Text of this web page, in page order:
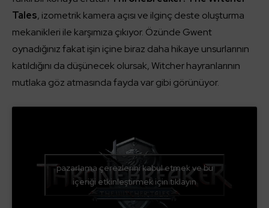
Tales, izometrik kamera açısı ve ilginç deste oluşturma
mekanikleri ile karşımıza çıkıyor. Özünde Gwent
oynadığınız fakat işin içine biraz daha hikaye unsurlarının
katıldığını da düşünecek olursak, Witcher hayranlarının
mutlaka göz atmasında fayda var gibi görünüyor.
pazarlama çerezlerini kabul etmek ve bu
içeriği etkinleştirmek için tıklayın